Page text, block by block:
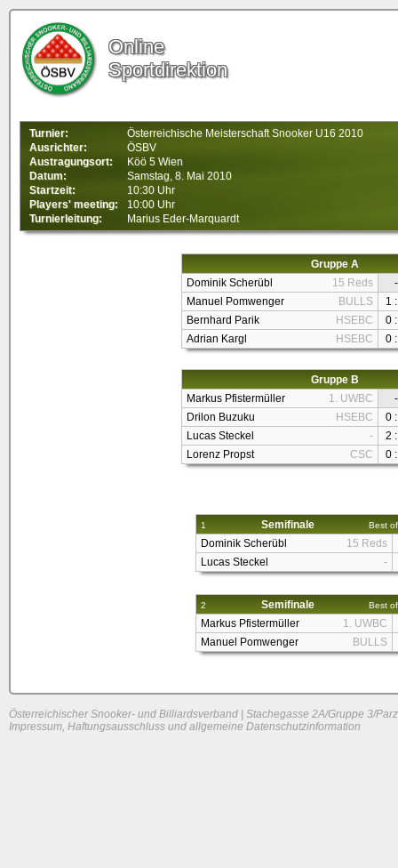
Online
Sportdirektion
Turnier:
Österreichische Meisterschaft Snooker U16 2010
Ausrichter:
ÖSBV
Austragungsort:
Köö 5 Wien
Datum:
Samstag, 8. Mai 2010
Startzeit:
10:30 Uhr
Players' meeting:
10:00 Uhr
Turnierleitung:
Marius Eder-Marquardt
Gruppe A
Dominik Scherübl
15 Reds
-
Manuel Pomwenger
BULLS
1
Bernhard Parik
HSEBC
0
Adrian Kargl
HSEBC 0
Gruppe B
Markus Pfistermüller
1. UWBC
-
Drilon Buzuku
HSEBC
0
Lucas Steckel
-
2
Lorenz Propst
CSC 0
1 Semifinale Best
Dominik Scherübl
15 Reds
Lucas Steckel
-
2 Semifinale Best
Markus Pfistermüller
1. UWBC
Manuel Pomwenger
BULLS
Österreichischer Snooker- und Billiardsverband | Stachegasse 2A/Gruppe 3/
Impressum, Haftungsausschluss und allgemeine Datenschutzinformation